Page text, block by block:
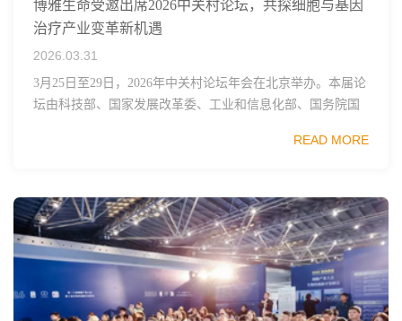
博雅生命受邀出席2026中关村论坛，共探细胞与基因
治疗产业变革新机遇
2026.03.31
3月25日至29日，2026年中关村论坛年会在北京举办。本届论
坛由科技部、国家发展改革委、工业和信息化部、国务院国
READ MORE